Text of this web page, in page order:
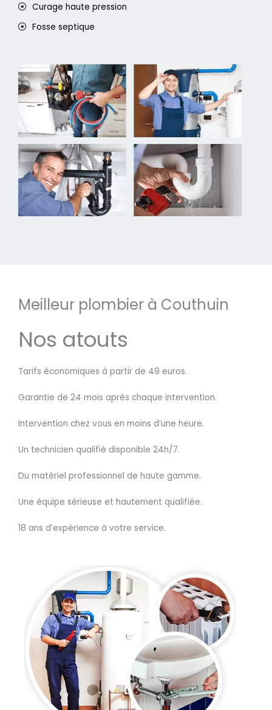
Curage haute pression
Fosse septique
Meilleur plombier à Couthuin
Nos atouts
Tarifs économiques à partir de 49 euros.
Garantie de 24 mois après chaque intervention.
Intervention chez vous en moins d’une heure.
Un technicien qualifié disponible 24h/7.
Du matériel professionnel de haute gamme.
Une équipe sérieuse et hautement qualifiée.
18 ans d’expérience à votre service.